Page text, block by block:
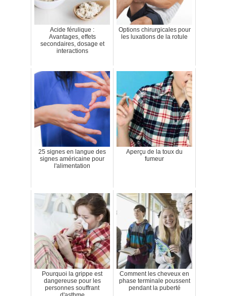
Acide férulique :
Avantages, effets
secondaires, dosage et
interactions
Options chirurgicales pour
les luxations de la rotule
25 signes en langue des
signes américaine pour
l'alimentation
Aperçu de la toux du
fumeur
Pourquoi la grippe est
dangereuse pour les
personnes souffrant
Comment les cheveux en
phase terminale poussent
pendant la puberté